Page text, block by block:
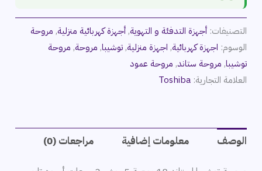
التصنيفات:أجهزة التدفئة و التهوية,أجهزة كهربائية منزلية, مروحة
الوسوم: اجهزة كهربائية, اجهزة منزلية,توشيبا, مروحة, مروحة
توشيبا, مروحة ستاند, مروحة عمود
العلامة التجارية:Toshiba
الوصف معلومات إضافية مراجعات (0)